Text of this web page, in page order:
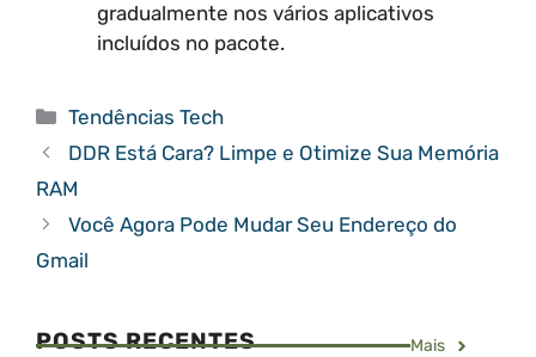
gradualmente nos vários aplicativos
incluídos no pacote.
Categorias
Tendências Tech
DDR Está Cara? Limpe e Otimize Sua Memória
RAM
Você Agora Pode Mudar Seu Endereço do
Gmail
POSTS RECENTES Mais